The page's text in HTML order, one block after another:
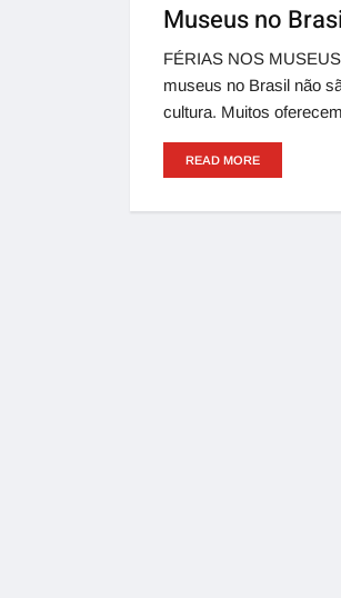
Museus no
FÉRIAS NOS
museus no Brasil não
cultura. Muitos oferecem
READ MORE